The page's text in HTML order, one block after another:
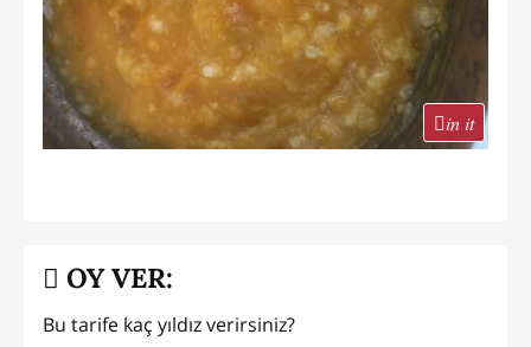
in it
OY VER:
Bu tarife kaç yıldız verirsiniz?